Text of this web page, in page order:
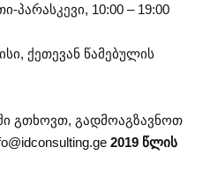
პარასკევი, 10:00 – 19:00
ქეთევან წამებულის
გთხოვთ, გადმოაგზავნოთ
2019 წლის